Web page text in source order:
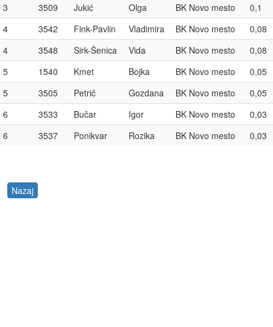
3
3509 Jukić Olga BK Novo mesto
0,1
4
3542 Fink-Pavlin Vladimira BK Novo mesto
0,08
4
3548 Sirk-Šenica Vida BK Novo mesto
0,08
5
1540 Kmet Bojka BK Novo mesto
0,05
5
3505 Petrič Gozdana BK Novo mesto
0,05
6
3533 Bučar Igor BK Novo mesto
0,03
6
3537 Ponikvar Rozika BK Novo mesto 0,03